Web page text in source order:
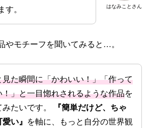
はなみことさん
。
やモチーフを聞いてみると…。
見た瞬間に「かわいい！」「作って
！」と一目惚れされるような作品を
たいです。
『簡単だけど、ちゃ
い』 を軸に、もっと自分の世界観